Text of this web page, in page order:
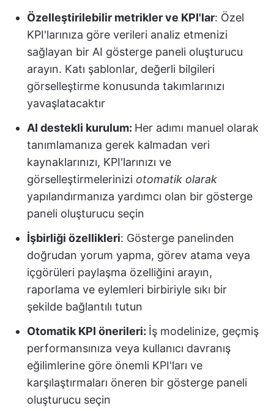
Özelleştirilebilir metrikler ve KPI'lar: Özel
KPI'larınıza göre verileri analiz etmenizi
sağlayan bir AI gösterge paneli oluşturucu
arayın. Katı şablonlar, değerli bilgileri
görselleştirme konusunda takımlarınızı
yavaşlatacaktır
AI destekli kurulum: Her adımı manuel olarak
tanımlamanıza gerek kalmadan veri
kaynaklarınızı, KPI'larınızı ve
görselleştirmelerinizi otomatik olarak
yapılandırmanıza yardımcı olan bir gösterge
paneli oluşturucu seçin
İşbirliği özellikleri: Gösterge panelinden
doğrudan yorum yapma, görev atama veya
içgörüleri paylaşma özelliğini arayın,
raporlama ve eylemleri birbiriyle sıkı bir
şekilde bağlantılı tutun
Otomatik KPI önerileri: İş modelinize, geçmiş
performansınıza veya kullanıcı davranış
eğilimlerine göre önemli KPI'ları ve
karşılaştırmaları öneren bir gösterge paneli
oluşturucu seçin